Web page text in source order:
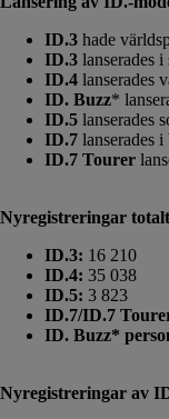
ID.3 hade
ID.3 lanserades
ID.4 lanserades
ID. Buzz*
ID.5 lanserades
ID.7 lanserades
ID.7 Tourer
Nyregistreringar
ID.3: 16 210
ID.4: 35 038
ID.5: 3 823
ID.7/ID.7
ID. Buzz*
Nyregistreringar av